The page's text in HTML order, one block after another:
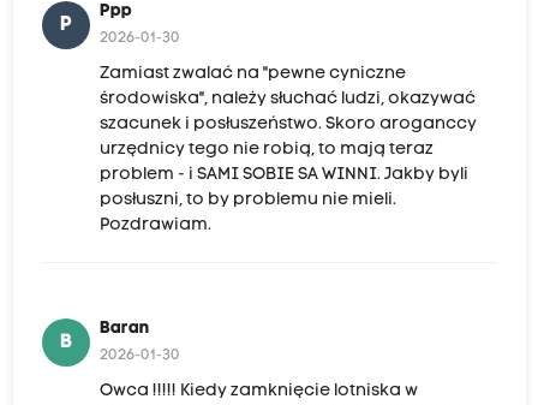
P
Ppp
2026-01-30
Zamiast zwalać na "pewne cyniczne
środowiska", należy słuchać ludzi, okazywać
szacunek i posłuszeństwo. Skoro aroganccy
urzędnicy tego nie robią, to mają teraz
problem - i SAMI SOBIE SA WINNI. Jakby byli
posłuszni, to by problemu nie mieli.
Pozdrawiam.
B
Baran
2026-01-30
Owca !!!!! Kiedy zamknięcie lotniska w